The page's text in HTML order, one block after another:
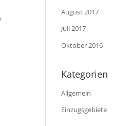
August 2017
Juli 2017
Oktober 2016
Kategorien
Allgemein
Einzugsgebiete